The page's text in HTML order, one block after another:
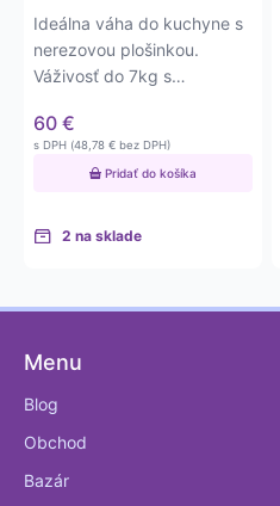
Ideálna váha do kuchyne s
nerezovou plošinkou.
Váživosť do 7kg s
Nerezová vážiaca…
60 €
s DPH (48,78 € bez DPH)
Pridať do košíka
2 na sklade
Menu
Blog
Obchod
Bazár